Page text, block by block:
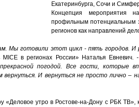
Екатеринбурга, Сочи и
Концепция мероприятия
профильным потенциальным
регионов как направлений
Мы готовили этот цикл - пять городов.
в регионах России» Наталья Евневич.
погодой. Все гости, которые
вернуться. И вернуться не просто лично –
утро в Ростове-на-Дону с РБК